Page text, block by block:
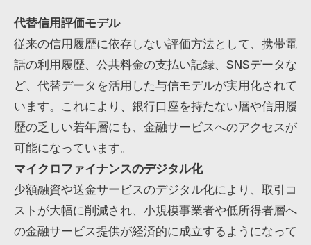
代替信用評価モデル
従来の信用履歴に依存しない評価方法として、携帯電
話の利用履歴、公共料金の支払い記録、SNSデータな
ど、代替データを活用した与信モデルが実用化されて
います。これにより、銀行口座を持たない層や信用履
歴の乏しい若年層にも、金融サービスへのアクセスが
可能になっています。
マイクロファイナンスのデジタル化
少額融資や送金サービスのデジタル化により、取引コ
ストが大幅に削減され、小規模事業者や低所得者層へ
の金融サービス提供が経済的に成立するようになって